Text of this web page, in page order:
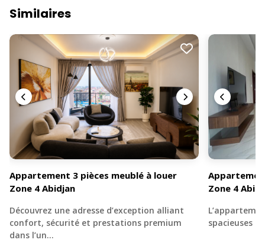
Similaires
Appartement 3 pièces meublé à louer
Zone 4 Abidjan
Découvrez une adresse d’exception alliant
confort, sécurité et prestations premium
dans l’un…
Zone 4
spacieuses